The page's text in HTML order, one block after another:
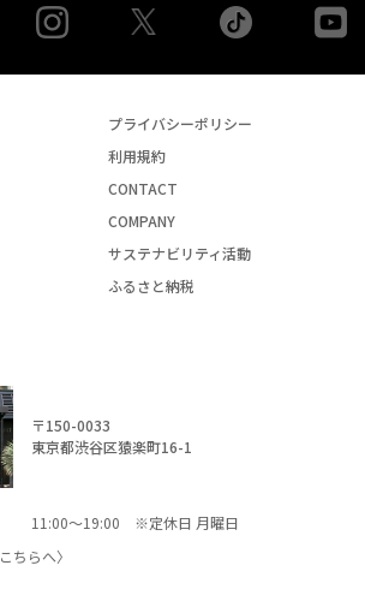
Instagram tiktok
プライバシーポリシー
利用規約
CONTACT
COMPANY
サステナビリティ活動
ふるさと納税
〒150-0033
東京都渋谷区猿楽町16-1
11:00～19:00 ※定休日 月曜日
こちらへ〉